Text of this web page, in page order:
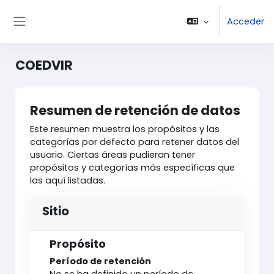
Acceder
COEDVIR
Resumen de retención de datos
Este resumen muestra los propósitos y las
categorías por defecto para retener datos del
usuario. Ciertas áreas pudieran tener
propósitos y categorías más específicas que
las aquí listadas.
Sitio
Propósito
Período de retención